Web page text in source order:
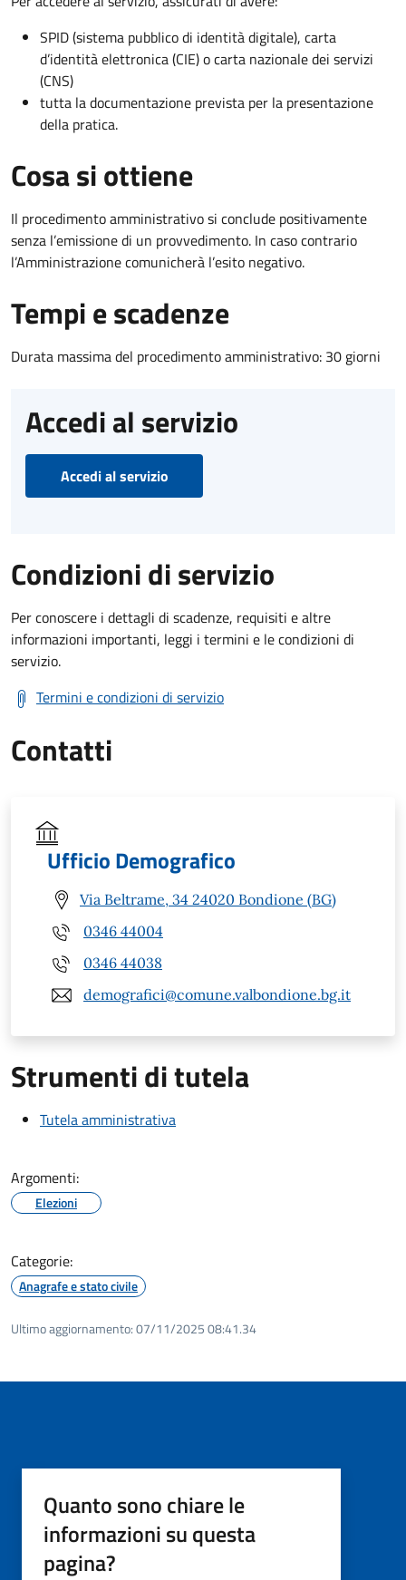
SPID (sistema pubblico di identità digitale), carta
d’identità elettronica (CIE) o carta nazionale dei servizi
(CNS)
tutta la documentazione prevista per la presentazione
della pratica.
Cosa si ottiene
Il procedimento amministrativo si conclude positivamente
senza l’emissione di un provvedimento. In caso contrario
l’Amministrazione comunicherà l’esito negativo.
Tempi e scadenze
Durata massima del procedimento amministrativo: 30 giorni
Accedi al servizio
Accedi al servizio
Condizioni di servizio
Per conoscere i dettagli di scadenze, requisiti e altre
informazioni importanti, leggi i termini e le condizioni di
servizio.
Termini e condizioni di servizio
Contatti
Ufficio Demografico
Via Beltrame, 34 24020 Bondione (BG)
0346 44004
0346 44038
demografici@comune.valbondione.bg.it
Strumenti di tutela
Tutela amministrativa
Argomenti:
Elezioni
Categorie:
Anagrafe e stato civile
Ultimo aggiornamento:07/11/2025 08:41.34
Quanto sono chiare le
informazioni su questa
pagina?